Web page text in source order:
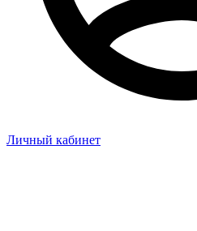
Личный кабинет